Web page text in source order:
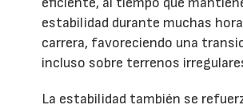
estabilidad durante muchas
carrera, favoreciendo una
incluso sobre terrenos
La estabilidad también se